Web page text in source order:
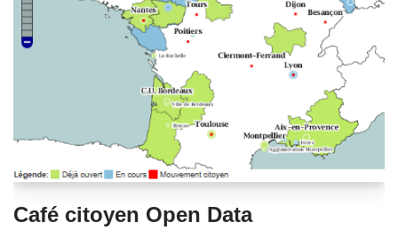
Café citoyen Open Data